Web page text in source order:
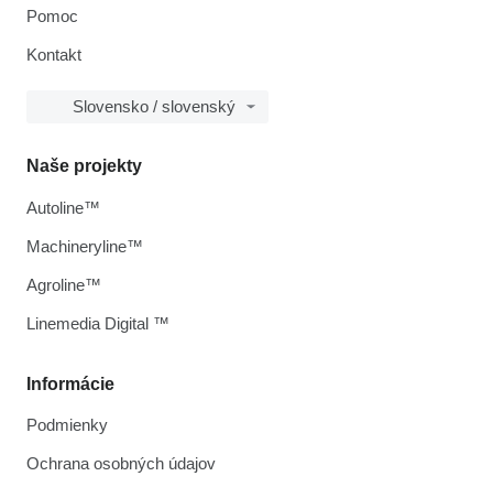
Pomoc
Kontakt
Slovensko / slovenský
Informácie
Podmienky
Ochrana osobných údajov
Naše projekty
Autoline™
Machineryline™
Agroline™
Linemedia Digital ™